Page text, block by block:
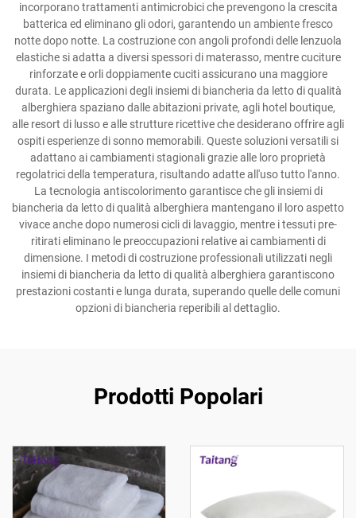
incorporano trattamenti antimicrobici che prevengono la crescita
batterica ed eliminano gli odori, garantendo un ambiente fresco
notte dopo notte. La costruzione con angoli profondi delle lenzuola
elastiche si adatta a diversi spessori di materasso, mentre cuciture
rinforzate e orli doppiamente cuciti assicurano una maggiore
durata. Le applicazioni degli insiemi di biancheria da letto di qualità
alberghiera spaziano dalle abitazioni private, agli hotel boutique,
alle resort di lusso e alle strutture ricettive che desiderano offrire agli
ospiti esperienze di sonno memorabili. Queste soluzioni versatili si
adattano ai cambiamenti stagionali grazie alle loro proprietà
regolatrici della temperatura, risultando adatte all'uso tutto l'anno.
La tecnologia antiscolorimento garantisce che gli insiemi di
biancheria da letto di qualità alberghiera mantengano il loro aspetto
vivace anche dopo numerosi cicli di lavaggio, mentre i tessuti pre-
ritirati eliminano le preoccupazioni relative ai cambiamenti di
dimensione. I metodi di costruzione professionali utilizzati negli
insiemi di biancheria da letto di qualità alberghiera garantiscono
prestazioni costanti e lunga durata, superando quelle delle comuni
opzioni di biancheria reperibili al dettaglio.
Prodotti Popolari